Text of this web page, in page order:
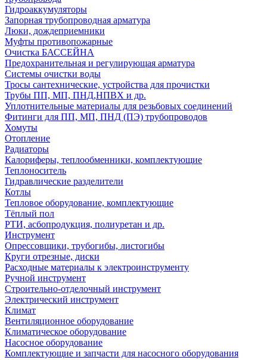
Гидроаккумуляторы
Запорная трубопроводная арматура
Люки, дождеприемники
Муфты противопожарные
Очистка БАССЕЙНА
Предохранительная и регулирующая арматура
Системы очистки воды
Тросы сантехнические, устройства для прочистки
Трубы ПП, МП, ПНД,НПВХ и др.
Уплотнительные материалы для резьбовых соединений
Фитинги для ПП, МП, ПНД (ПЭ) трубопроводов
Хомуты
Отопление
Радиаторы
Калориферы, теплообменники, комплектующие
Теплоноситель
Гидравлические разделители
Котлы
Тепловое оборудование, комплектующие
Тёплый пол
РТИ, асбопродукция, полиуретан и др.
Инструмент
Опрессовщики, трубогибы, листогибы
Круги отрезные, диски
Расходные материалы к электроинструменту
Ручной инструмент
Строительно-отделочный инструмент
Электрический инструмент
Климат
Вентиляционное оборудование
Климатическое оборудование
Насосное оборудование
Комплектующие и запчасти для насосного оборудования